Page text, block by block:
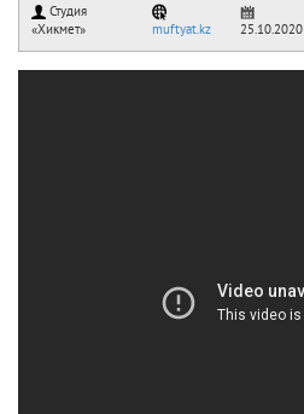
Студия
«Хикмет»
muftyat.kz 25.10.2020